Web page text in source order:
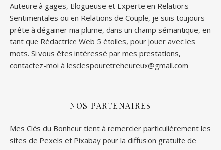
Auteure à gages, Blogueuse et Experte en Relations
Sentimentales ou en Relations de Couple, je suis toujours
prête à dégainer ma plume, dans un champ sémantique, en
tant que Rédactrice Web 5 étoiles, pour jouer avec les
mots. Si vous êtes intéressé par mes prestations,
contactez-moi à lesclespouretreheureux@gmail.com
NOS PARTENAIRES
Mes Clés du Bonheur tient à remercier particulièrement les
sites de Pexels et Pixabay pour la diffusion gratuite de